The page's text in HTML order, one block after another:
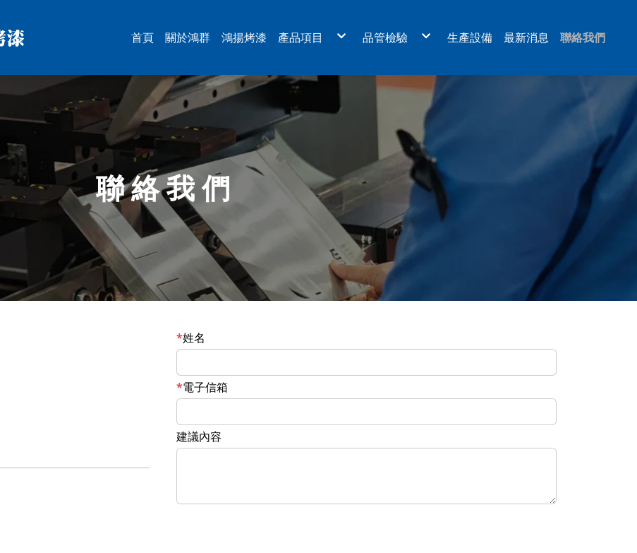
首頁 關於鴻群 鴻揚烤漆 產品項目
半導體設備
能源設備
5T鋁板
移印設備
品管檢驗 生產設備 最新消息 聯絡我們
聯 絡 我 們
姓名
電子信箱
建議內容